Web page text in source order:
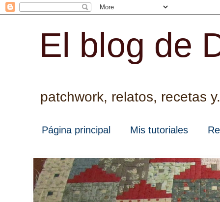
El blog de
patchwork, relatos, recetas
Página principal Mis tutoriales